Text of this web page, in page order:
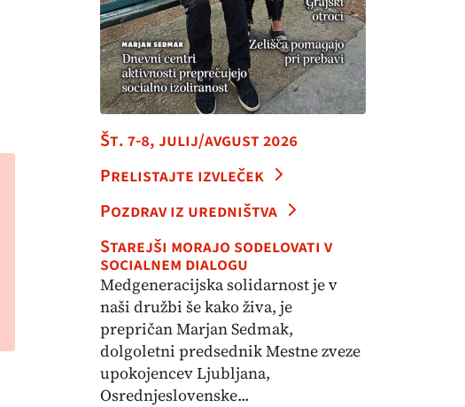
Št. 7-8, julij/avgust 2026
Prelistajte izvleček
Pozdrav iz uredništva
Starejši morajo sodelovati v
socialnem dialogu
Medgeneracijska solidarnost je v
naši družbi še kako živa, je
prepričan Marjan Sedmak,
dolgoletni predsednik Mestne zveze
upokojencev Ljubljana,
Osrednjeslovenske...